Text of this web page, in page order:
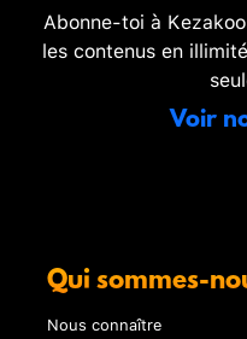
Abonne-toi à
les contenus en
Voir
Qui sommes-
Nous connaître